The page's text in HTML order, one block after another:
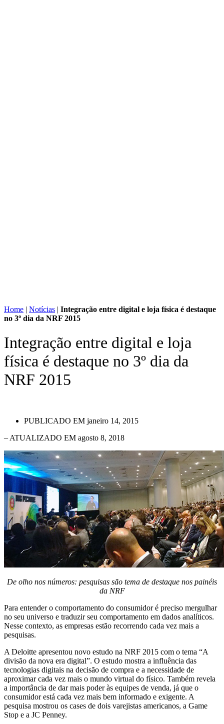
Home | Notícias | Integração entre digital e loja física é destaque
no 3º dia da NRF 2015
Integração entre digital e loja
física é destaque no 3º dia da
NRF 2015
PUBLICADO EM janeiro 14, 2015
– ATUALIZADO EM agosto 8, 2018
De olho nos números: pesquisas são tema de destaque nos painéis
da NRF
Para entender o comportamento do consumidor é preciso mergulhar
no seu universo e traduzir seu comportamento em dados analíticos.
Nesse contexto, as empresas estão recorrendo cada vez mais a
pesquisas.
A Deloitte apresentou novo estudo na NRF 2015 com o tema “A
divisão da nova era digital”. O estudo mostra a influência das
tecnologias digitais na decisão de compra e a necessidade de
aproximar cada vez mais o mundo virtual do físico. Também revela
a importância de dar mais poder às equipes de venda, já que o
consumidor está cada vez mais bem informado e exigente. A
pesquisa mostrou os cases de dois varejistas americanos, a Game
Stop e a JC Penney.